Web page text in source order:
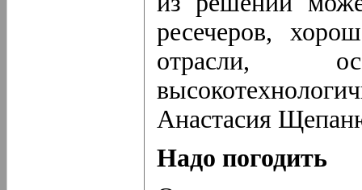
ресечеров,
отрасли,
Анастасия
Надо погодить